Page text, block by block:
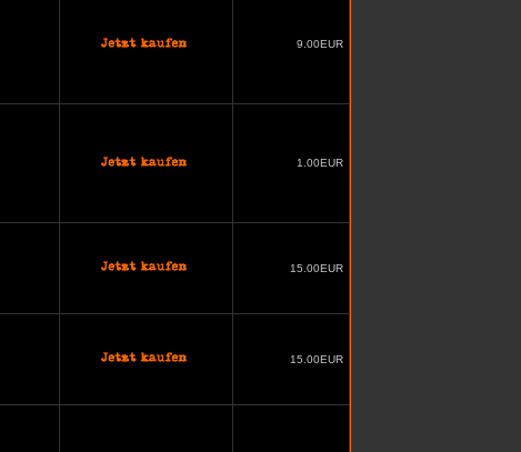
9.00EUR
1.00EUR
15.00EUR
15.00EUR